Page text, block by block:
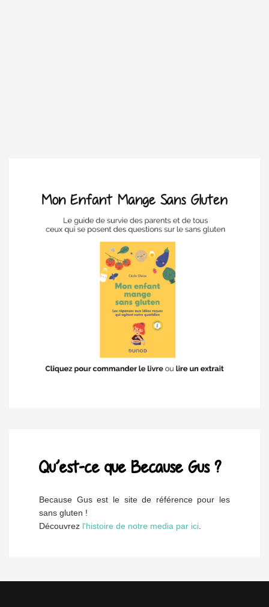
Qu’est-ce que Because Gus ?
Because Gus est le site de référence pour les
sans gluten !
Découvrez l'histoire de notre media par ici